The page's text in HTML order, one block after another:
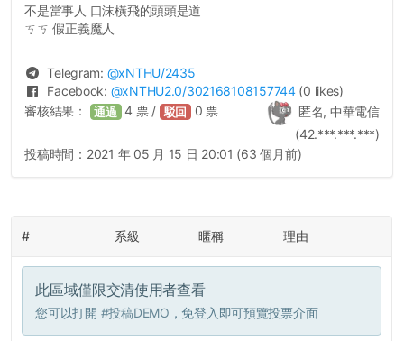
不是當事人 口沫橫飛的頭頭是道
ㄎㄎ 假正義魔人
Telegram: @xNTHU/2435
Facebook: @xNTHU2.0/302168108157744 (0 likes)
匿名, 中華電信
(42.***.***.***)
審核結果： 通過 4 票 / 駁回 0 票
投稿時間： 2021 年 05 月 15 日 20:01 (63 個月前)
# 系級 暱稱 理由
此區域僅限交清使用者查看
您可以打開 #投稿DEMO ，免登入即可預覽投票介面